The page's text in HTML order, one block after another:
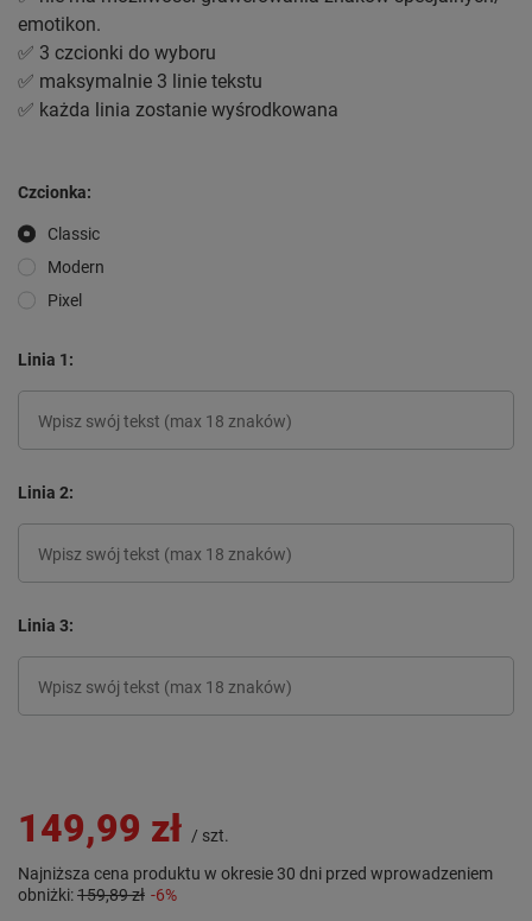
emotikon.
✅ 3 czcionki do wyboru
✅ maksymalnie 3 linie tekstu
✅ każda linia zostanie wyśrodkowana
Czcionka
Classic
Modern
Pixel
Linia 1
Linia 2
Linia 3
149,99 zł / szt.
Najniższa cena produktu w okresie 30 dni przed wprowadzeniem
obniżki:159,89 zł -6%